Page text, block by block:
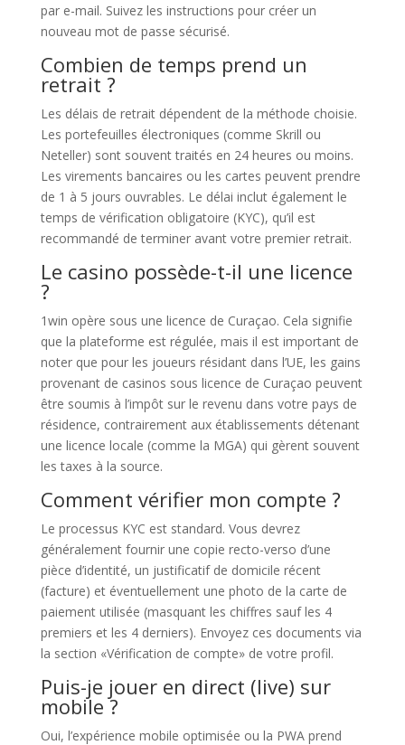
par e-mail. Suivez les instructions pour créer un
nouveau mot de passe sécurisé.
Combien de temps prend un
retrait ?
Les délais de retrait dépendent de la méthode choisie.
Les portefeuilles électroniques (comme Skrill ou
Neteller) sont souvent traités en 24 heures ou moins.
Les virements bancaires ou les cartes peuvent prendre
de 1 à 5 jours ouvrables. Le délai inclut également le
temps de vérification obligatoire (KYC), qu’il est
recommandé de terminer avant votre premier retrait.
Le casino possède-t-il une licence
?
1win opère sous une licence de Curaçao. Cela signifie
que la plateforme est régulée, mais il est important de
noter que pour les joueurs résidant dans l’UE, les gains
provenant de casinos sous licence de Curaçao peuvent
être soumis à l’impôt sur le revenu dans votre pays de
résidence, contrairement aux établissements détenant
une licence locale (comme la MGA) qui gèrent souvent
les taxes à la source.
Comment vérifier mon compte ?
Le processus KYC est standard. Vous devrez
généralement fournir une copie recto-verso d’une
pièce d’identité, un justificatif de domicile récent
(facture) et éventuellement une photo de la carte de
paiement utilisée (masquant les chiffres sauf les 4
premiers et les 4 derniers). Envoyez ces documents via
la section «Vérification de compte» de votre profil.
Puis-je jouer en direct (live) sur
mobile ?
Oui, l’expérience mobile optimisée ou la PWA prend